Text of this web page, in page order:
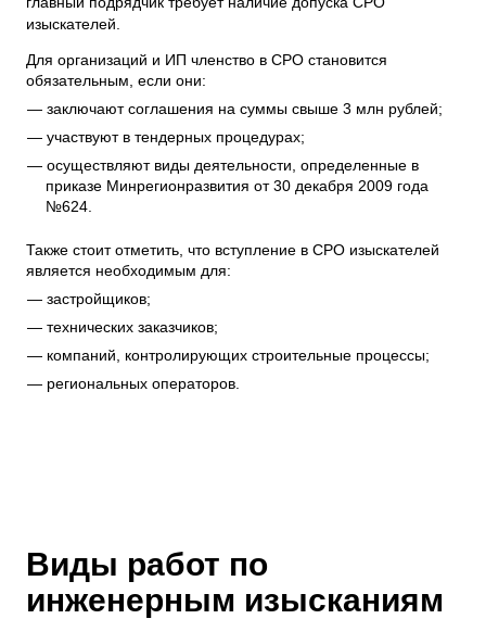
изыскателей.
Для организаций и ИП членство в СРО становится
обязательным, если они:
заключают соглашения на суммы свыше 3 млн рублей;
участвуют в тендерных процедурах;
осуществляют виды деятельности, определенные в
приказе Минрегионразвития от 30 декабря 2009 года
№624.
Также стоит отметить, что вступление в СРО изыскателей
является необходимым для:
застройщиков;
технических заказчиков;
компаний, контролирующих строительные процессы;
региональных операторов.
Виды работ по
инженерным изысканиям